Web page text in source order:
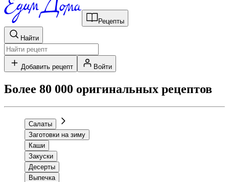
Рецепты
Найти
Добавить рецепт Войти
Более 80 000 оригинальных рецептов
Салаты
Заготовки на зиму
Каши
Закуски
Десерты
Выпечка